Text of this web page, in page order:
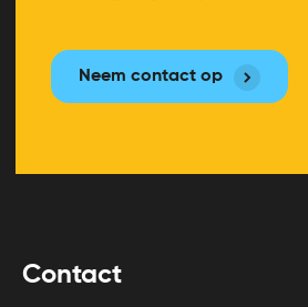
Neem contact op
Contact